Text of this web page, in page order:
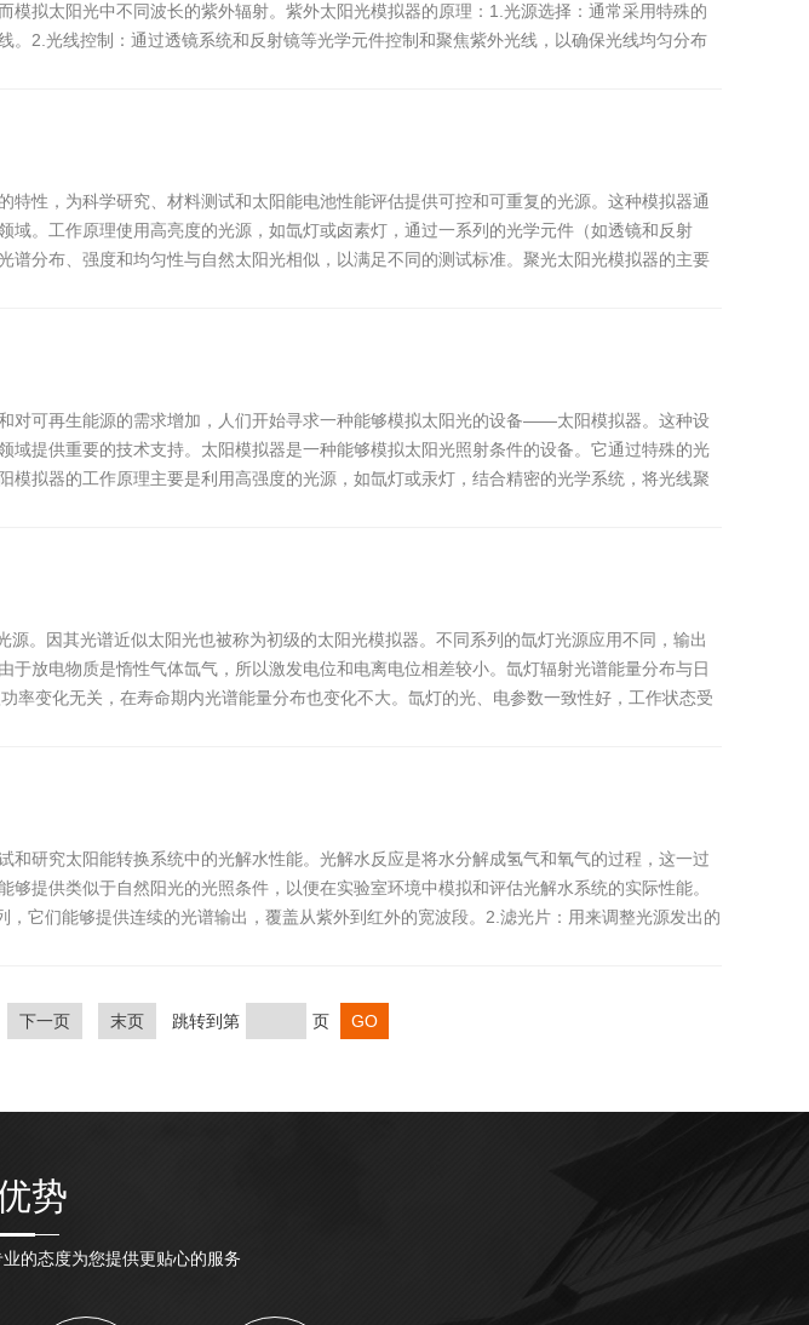
拟太阳光中不同波长的紫外辐射。紫外太阳光模拟器的原理：1.光源选择：通常采用特殊的
2.光线控制：通过透镜系统和反射镜等光学元件控制和聚焦紫外光线，以确保光线均匀分布
性，为科学研究、材料测试和太阳能电池性能评估提供可控和可重复的光源。这种模拟器通
。工作原理使用高亮度的光源，如氙灯或卤素灯，通过一系列的光学元件（如透镜和反射
分布、强度和均匀性与自然太阳光相似，以满足不同的测试标准。聚光太阳光模拟器的主要
对可再生能源的需求增加，人们开始寻求一种能够模拟太阳光的设备——太阳模拟器。这种设
提供重要的技术支持。太阳模拟器是一种能够模拟太阳光照射条件的设备。它通过特殊的光
拟器的工作原理主要是利用高强度的光源，如氙灯或汞灯，结合精密的光学系统，将光线聚
。因其光谱近似太阳光也被称为初级的太阳光模拟器。不同系列的氙灯光源应用不同，输出
放电物质是惰性气体氙气，所以激发电位和电离电位相差较小。氙灯辐射光谱能量分布与日
率变化无关，在寿命期内光谱能量分布也变化不大。氙灯的光、电参数一致性好，工作状态受
研究太阳能转换系统中的光解水性能。光解水反应是将水分解成氢气和氧气的过程，这一过
提供类似于自然阳光的光照条件，以便在实验室环境中模拟和评估光解水系统的实际性能。
它们能够提供连续的光谱输出，覆盖从紫外到红外的宽波段。2.滤光片：用来调整光源发出的
下一页 末页 跳转到第 页
势
的态度为您提供更贴心的服务